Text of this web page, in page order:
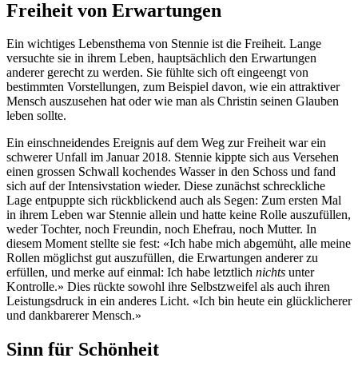
Freiheit von Erwartungen
Ein wichtiges Lebensthema von Stennie ist die Freiheit. Lange
versuchte sie in ihrem Leben, hauptsächlich den Erwartungen
anderer gerecht zu werden. Sie fühlte sich oft eingeengt von
bestimmten Vorstellungen, zum Beispiel davon, wie ein attraktiver
Mensch auszusehen hat oder wie man als Christin seinen Glauben
leben sollte.
Ein einschneidendes Ereignis auf dem Weg zur Freiheit war ein
schwerer Unfall im Januar 2018. Stennie kippte sich aus Versehen
einen grossen Schwall kochendes Wasser in den Schoss und fand
sich auf der Intensivstation wieder. Diese zunächst schreckliche
Lage entpuppte sich rückblickend auch als Segen: Zum ersten Mal
in ihrem Leben war Stennie allein und hatte keine Rolle auszufüllen,
weder Tochter, noch Freundin, noch Ehefrau, noch Mutter. In
diesem Moment stellte sie fest: «Ich habe mich abgemüht, alle meine
Rollen möglichst gut auszufüllen, die Erwartungen anderer zu
erfüllen, und merke auf einmal: Ich habe letztlich nichts unter
Kontrolle.» Dies rückte sowohl ihre Selbstzweifel als auch ihren
Leistungsdruck in ein anderes Licht. «Ich bin heute ein glücklicherer
und dankbarerer Mensch.»
Sinn für Schönheit